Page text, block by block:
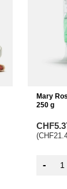
Mary
250 g
-